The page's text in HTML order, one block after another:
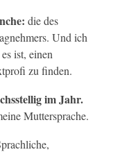
die des
Und ich
ist, einen
zu finden.
im Jahr.
Muttersprache.